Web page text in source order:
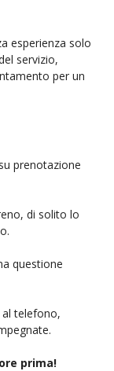
esperienza solo
servizio,
per un
prenotazione
di solito lo
questione
telefono,
ore prima!